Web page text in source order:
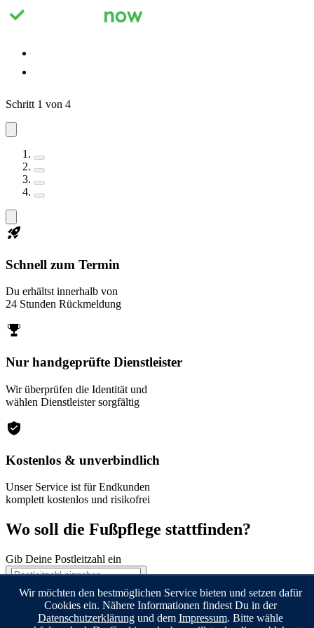
Schritt 1 von 4
Schnell zum Termin
Du erhältst innerhalb von
24 Stunden Rückmeldung
Nur handgeprüfte Dienstleister
Wir überprüfen die Identität und
wählen Dienstleister sorgfältig
Kostenlos & unverbindlich
Unser Service ist für Endkunden
komplett kostenlos und risikofrei
Wo soll die Fußpflege stattfinden?
Gib Deine Postleitzahl ein
Weiter
©2026 anyhelpnow GmbH
Wir möchten den bestmöglichen Service bieten und setzen dafür
Cookies ein. Nähere Informationen findest Du in der
Datenschutzerklärungund dem Impressum. Bitte wähle